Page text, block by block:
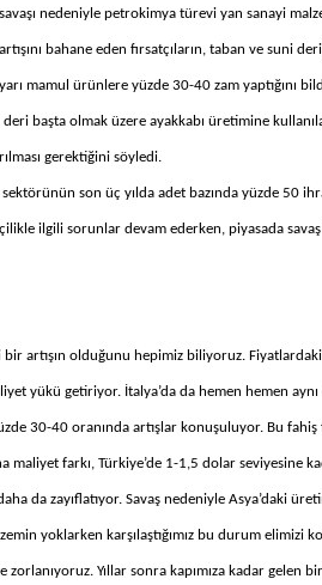
savaşı nedeniyle petrokimya türevi yan sanayi
artışını bahane eden fırsatçıların, taban ve suni
yarı mamul ürünlere yüzde 30-40 zam yaptığını
deri başta olmak üzere ayakkabı üretimine
gerektiğini söyledi.
son üç yılda adet bazında yüzde 50
ilgili sorunlar devam ederken, piyasada savaş
artışın olduğunu hepimiz biliyoruz. Fiyatlardaki
yükü getiriyor. İtalya’da da hemen hemen
30-40 oranında artışlar konuşuluyor. Bu fahiş
farkı, Türkiye’de 1-1,5 dolar seviyesine
da zayıflatıyor. Savaş nedeniyle Asya’daki
yoklarken karşılaştığımız bu durum elimizi
Yıllar sonra kapımıza kadar gelen bir